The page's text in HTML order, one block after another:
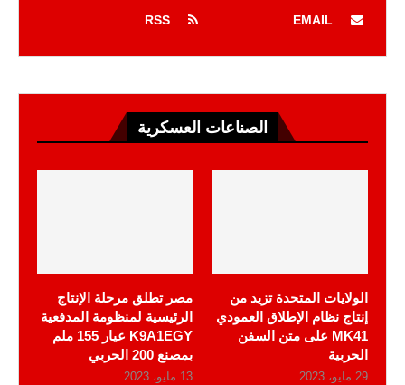
EMAIL
RSS
الصناعات العسكرية
الولايات المتحدة تزيد من
إنتاج نظام الإطلاق العمودي
MK41 على متن السفن
الحربية
29 مايو، 2023
مصر تطلق مرحلة الإنتاج
الرئيسية لمنظومة المدفعية
K9A1EGY عيار 155 ملم
بمصنع 200 الحربي
13 مايو، 2023